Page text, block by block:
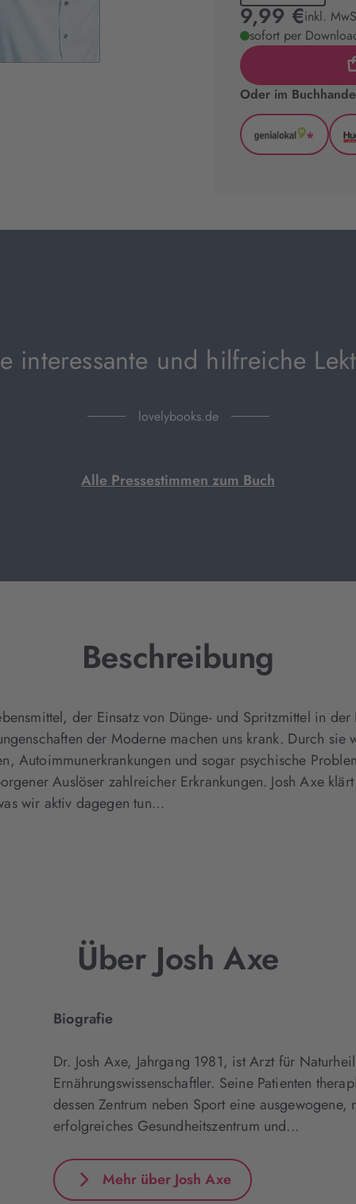
9,99 €inkl.
sofort per
Oder im
geöffnet)
*
interessante und hilfreiche
lovelybooks.de
Alle Pressestimmen zum Buch
Beschreibung
der Einsatz von Dünge- und Spritzmittel in
der Moderne machen uns krank. Durch sie
Autoimmunerkrankungen und sogar psychische
Auslöser zahlreicher Erkrankungen. Josh Axe
wir aktiv dagegen tun…
Über Josh Axe
Biografie
Dr. Josh Axe, Jahrgang 1981, ist Arzt für
Ernährungswissenschaftler. Seine Patienten
dessen Zentrum neben Sport eine
erfolgreiches Gesundheitszentrum und...
Mehr über Josh Axe